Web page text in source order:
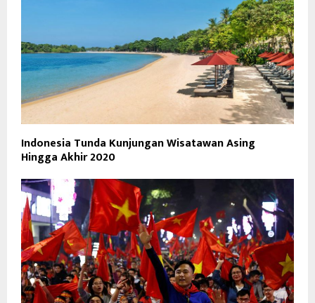
Indonesia Tunda Kunjungan Wisatawan Asing
Hingga Akhir 2020